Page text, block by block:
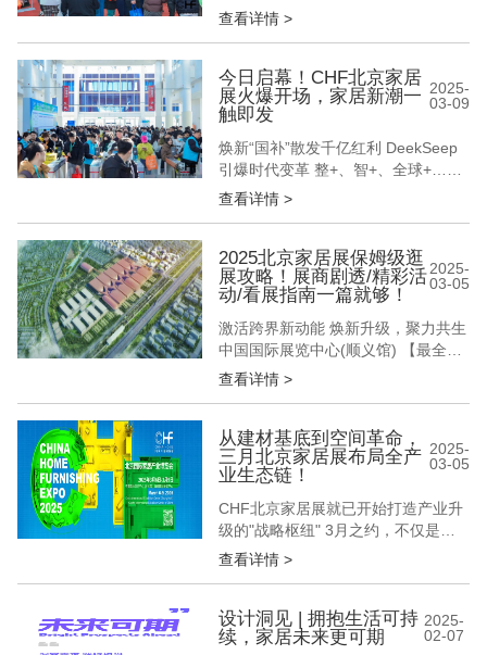
圆满闭幕 从整装革命到智居生态 从
千帆竞发、百舸争流的产业交响曲 擂
响2025年家居人全力增长的新战鼓
现场新品臻品展示超万件，成为品牌
方们首发首秀新一年度产...
查看详情 >
今日启幕！CHF北京家居
展火爆开场，家居新潮一
触即发
2025-
03-09
焕新“国补”散发千亿红利 DeekSeep
引爆时代变革 整+、智+、全球+……
3月6日，CHF北京国际家居展盛大启
点 以“链接家居新品类 激发跨界新动
能”为展会新主题 呈现一场北京为
圆、辐射全球的家居盛宴 3000+品
牌、1...
查看详情 >
2025北京家居展保姆级逛
展攻略！展商剧透/精彩活
动/看展指南一篇就够！
2025-
03-05
激活跨界新动能 焕新升级，聚力共生
中国国际展览中心(顺义馆) 【最全逛
展攻略】助您观展不迷路！ 观展时间
顺义区天竺空港城商务区裕翔路88号
首都国际会展中心（新国展二期） 观
众从以上任意一个登录区扫码进入展
馆 交通指南 -地铁...
查看详情 >
从建材基底到空间革命，
三月北京家居展布局全产
业生态链！
2025-
03-05
CHF北京家居展就已开始打造产业升
级的"战略枢纽" 3月之约，不仅是展
会之约 更是一场定义产业未来的"生
的完整作战沙盘 CHF北京家居展努力
通过重构"资源整合"的维度 将跨界经
查看详情 >
设计洞见 | 拥抱生活可持
续，家居未来更可期
2025-
02-07